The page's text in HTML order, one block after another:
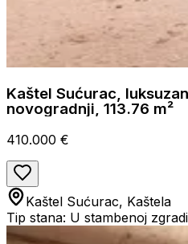
Kaštel Sućurac,
novogradnji, 113.76 m²
410.000 €
Kaštel Sućurac, Kaštela
Tip stana: U stambenoj zgradi